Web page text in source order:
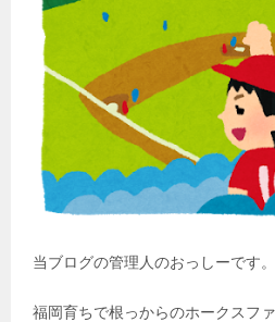
当ブログの管理人のおっしーです。
福岡育ちで根っからのホークスフ